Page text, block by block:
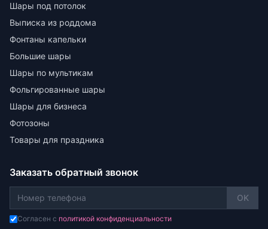
Шары под потолок
Выписка из роддома
Фонтаны капельки
Большие шары
Шары по мультикам
Фольгированные шары
Шары для бизнеса
Фотозоны
Товары для праздника
Заказать обратный звонок
OK
Согласен с политикой конфиденциальности